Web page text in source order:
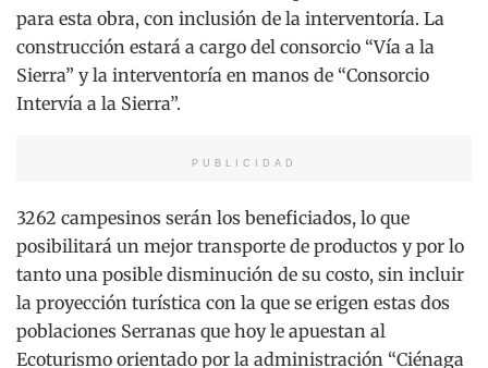
para esta obra, con inclusión de la interventoría. La
construcción estará a cargo del consorcio “Vía a la
Sierra” y la interventoría en manos de “Consorcio
Intervía a la Sierra”.
PUBLICIDAD
3262 campesinos serán los beneficiados, lo que
posibilitará un mejor transporte de productos y por lo
tanto una posible disminución de su costo, sin incluir
la proyección turística con la que se erigen estas dos
poblaciones Serranas que hoy le apuestan al
Ecoturismo orientado por la administración “Ciénaga